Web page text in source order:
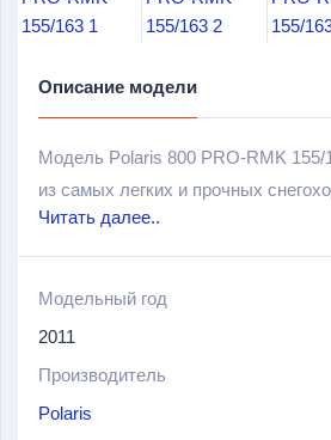
Описание модели
Модель Polaris 800 PRO-RMK 155/
из самых легких и прочных
Он довольно легко управляем и
крутых виражах. Данная
дальнем пути.
Читать далее..
Модельный год
2011
Производитель
Polaris